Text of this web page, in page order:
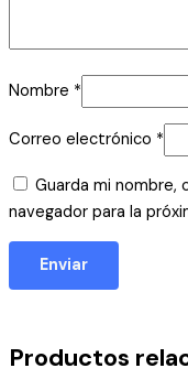
Nombre *
Correo electrónico *
Guarda mi
navegador para la
Productos